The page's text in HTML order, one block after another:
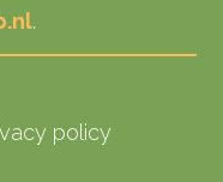
.
policy